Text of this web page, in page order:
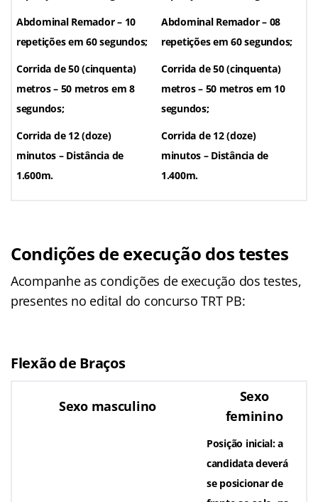
Abdominal Remador – 10
repetições em 60 segundos;
Corrida de 50 (cinquenta)
metros – 50 metros em 8
segundos;
Corrida de 12 (doze)
minutos – Distância de
1.600m.
Abdominal Remador – 08
repetições em 60 segundos;
Corrida de 50 (cinquenta)
metros – 50 metros em 10
segundos;
Corrida de 12 (doze)
minutos – Distância de
1.400m.
Condições de execução dos testes
Acompanhe as condições de execução dos testes,
presentes no edital do concurso TRT PB:
Flexão de Braços
Sexo masculino
Sexo
feminino
Posição inicial: a
candidata deverá
se posicionar de